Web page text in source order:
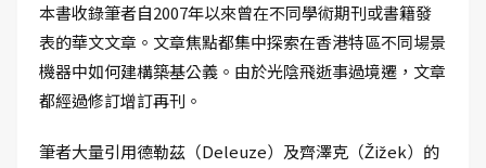
本書收錄筆者自2007年以來曾在不同學術期刊或書籍發
表的華文文章。文章焦點都集中探索在香港特區不同場景
機器中如何建構築基公義。由於光陰飛逝事過境遷，文章
都經過修訂增訂再刊。
筆者大量引用德勒茲（Deleuze）及齊澤克（Žižek）的